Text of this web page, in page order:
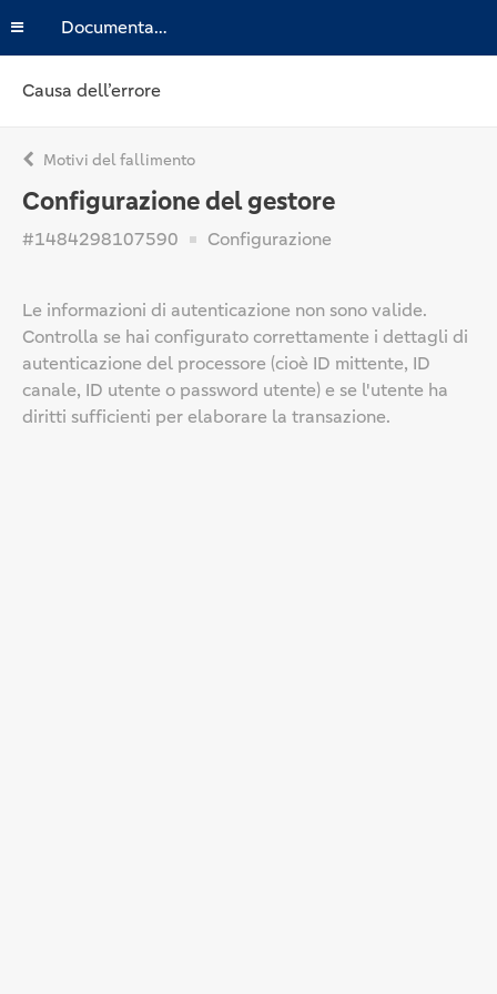
Documentazione
Causa dell’errore
Motivi del fallimento
Configurazione del gestore
#1484298107590 Configurazione
Le informazioni di autenticazione non sono valide.
Controlla se hai configurato correttamente i dettagli di
autenticazione del processore (cioè ID mittente, ID
canale, ID utente o password utente) e se l'utente ha
diritti sufficienti per elaborare la transazione.